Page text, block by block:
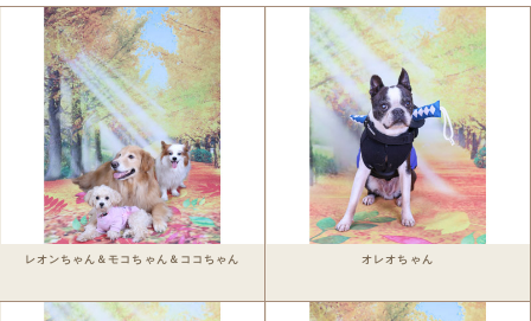
レオンちゃん＆モコちゃん＆ココちゃん オレオちゃん
撮影会スケジュール
How to order
Q&A
About
Contact
Staff blog
Privacy Policy